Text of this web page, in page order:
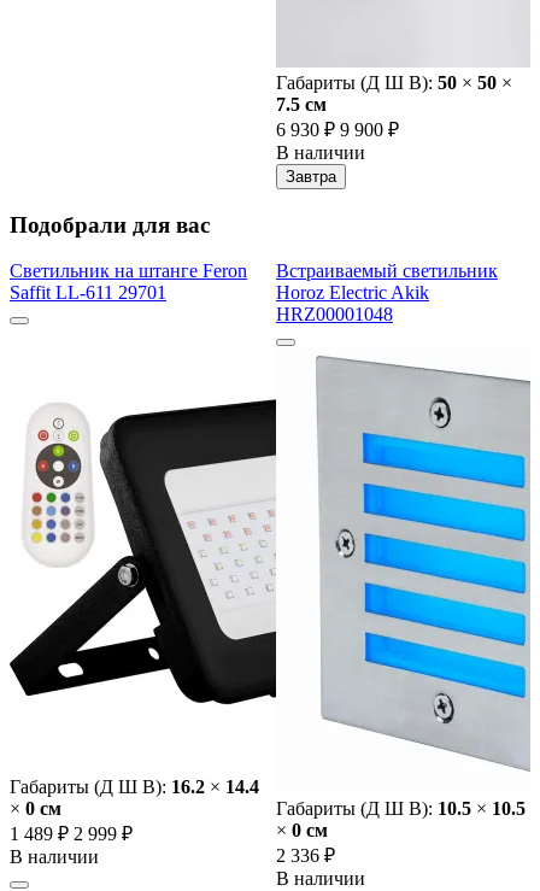
Габариты (Д Ш В): 50 × 50 ×
7.5 cм
6 930 ₽ 9 900 ₽
В наличии
Завтра
Подобрали для вас
Светильник на штанге Feron
Saffit LL-611 29701
Габариты (Д Ш В): 16.2 × 14.4
× 0 cм
1 489 ₽ 2 999 ₽
В наличии
Встраиваемый светильник
Horoz Electric Akik
HRZ00001048
Габариты (Д Ш В): 10.5 × 10.5
× 0 cм
2 336 ₽
В наличии